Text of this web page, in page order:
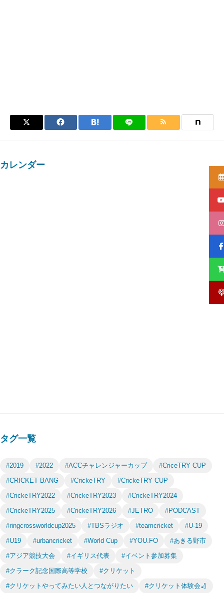
カレンダー
タグ一覧
#2019 #2022 #ACCチャレンジャーカップ
#CriceTRY CUP
#CRICKET BANG
#CrickeTRY
#CrickeTRY CUP
#CrickeTRY2022
#CrickeTRY2023
#CrickeTRY2024
#CrickeTRY2025
#CrickeTRY2026 #JETRO
#PODCAST
#ringcrossworldcup2025
#TBSラジオ #teamcricket
#U-19
#U19
#urbancricket #World Cup #YOU.FO
#あきる野市
#アジア競技大会
#イギリス代表
#イベント参加募集
#クラーク記念国際高等学校
#クリケット
#クリケットやってみたい人とつながりたい
#クリケット体験会🏏